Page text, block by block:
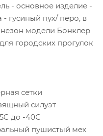
- основное изделие -
- гусиный пух/ перо, в
модели Бонклер
городских прогулок
сетки
силуэт
до -40С
пушистый мех